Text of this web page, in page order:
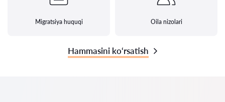
Migratsiya huquqi Oila nizolari
Hammasini ko‘rsatish